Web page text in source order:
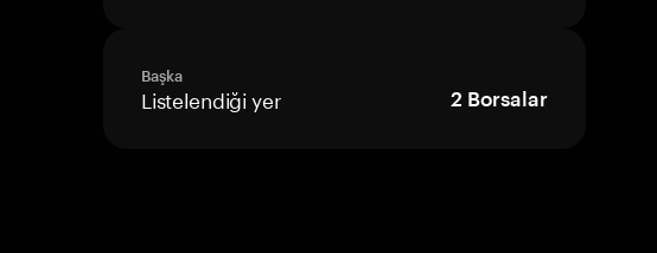
Başka
Listelendiği yer 2 Borsalar